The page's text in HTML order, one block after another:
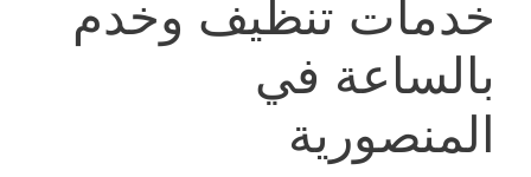
خدمات تنظيف وخدم
بالساعة في
المنصورية